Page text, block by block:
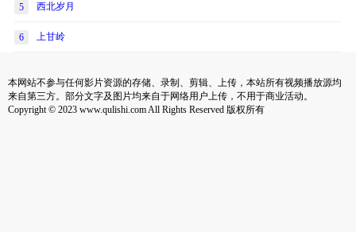
5 西北岁月
6 上甘岭
本网站不参与任何影片资源的存储、录制、剪辑、上传，本站所有视频播放源均
来自第三方。部分文字及图片均来自于网络用户上传，不用于商业活动。
Copyright © 2023 www.qulishi.com All Rights Reserved 版权所有